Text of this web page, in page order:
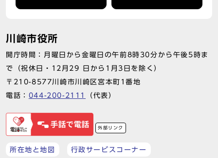
川崎市役所
開庁時間：月曜日から金曜日の午前8時30分から午後5時ま
で（祝休日・12月29 日から1月3日を除く）
〒210-8577川崎市川崎区宮本町1番地
電話： 044-200-2111 （代表）
外部リンク
所在地と地図 行政サービスコーナー